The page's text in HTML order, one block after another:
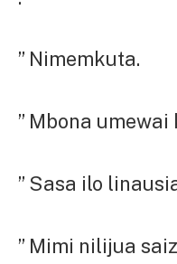
” Nimemkuta.
” Mbona umewai
” Sasa ilo
” Mimi nilijua